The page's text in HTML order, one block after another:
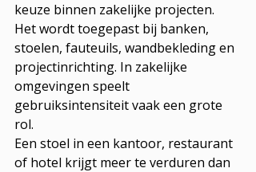
keuze binnen zakelijke projecten.
Het wordt toegepast bij banken,
stoelen, fauteuils, wandbekleding en
projectinrichting. In zakelijke
omgevingen speelt
gebruiksintensiteit vaak een grote
rol.
Een stoel in een kantoor, restaurant
of hotel krijgt meer te verduren dan